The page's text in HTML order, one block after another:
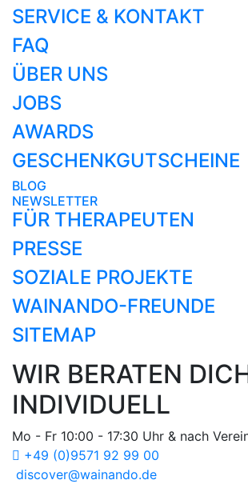
SERVICE & KONTAKT
FAQ
ÜBER UNS
JOBS
AWARDS
GESCHENKGUTSCHEINE
BLOG
NEWSLETTER
FÜR THERAPEUTEN
PRESSE
SOZIALE PROJEKTE
WAINANDO-FREUNDE
SITEMAP
WIR BERATEN
INDIVIDUELL
Mo - Fr 10:00 - 17:30 Uhr & nach
+49 (0)9571 92 99 00
discover@wainando.de